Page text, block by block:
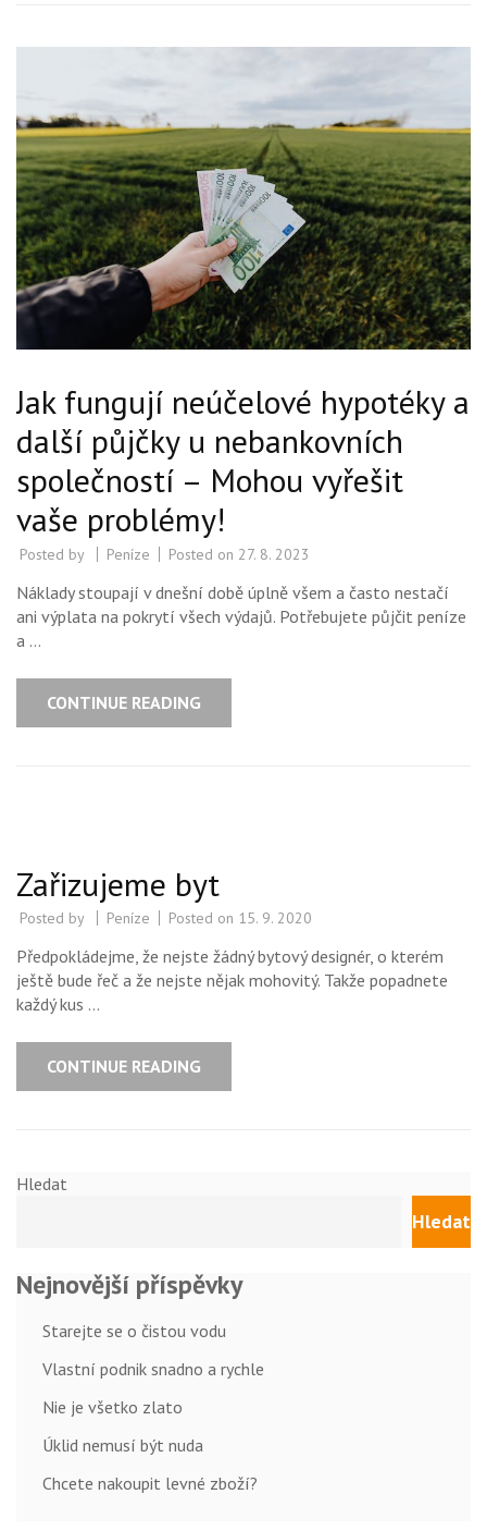
Jak fungují neúčelové hypotéky a
další půjčky u nebankovních
společností – Mohou vyřešit
vaše problémy!
Posted by Peníze Posted on 27. 8. 2023
Náklady stoupají v dnešní době úplně všem a často nestačí
ani výplata na pokrytí všech výdajů. Potřebujete půjčit peníze
a …
CONTINUE READING
Zařizujeme byt
Posted by Peníze Posted on 15. 9. 2020
Předpokládejme, že nejste žádný bytový designér, o kterém
ještě bude řeč a že nejste nějak mohovitý. Takže popadnete
každý kus …
CONTINUE READING
Hledat
Hledat
Nejnovější příspěvky
Starejte se o čistou vodu
Vlastní podnik snadno a rychle
Nie je všetko zlato
Úklid nemusí být nuda
Chcete nakoupit levné zboží?